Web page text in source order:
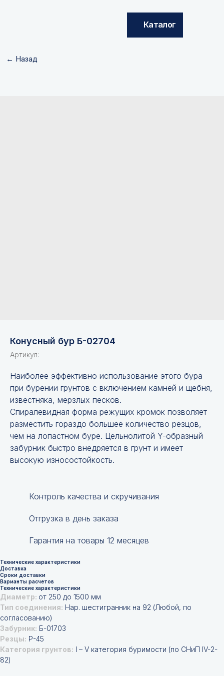
Конусный бур Б-02704
Артикул:
Наиболее эффективно использование этого бура
при бурении грунтов с включением камней и щебня,
известняка, мерзлых песков.
Спиралевидная форма режущих кромок позволяет
разместить гораздо большее количество резцов,
чем на лопастном буре. Цельнолитой Y-образный
забурник быстро внедряется в грунт и имеет
высокую износостойкость.
Контроль качества и скручивания
Отгрузка в день заказа
Гарантия на товары 12 месяцев
Технические характеристики
Доставка
Сроки доставки
Варианты расчетов
Технические характеристики
Диаметр: от 250 до 1500 мм
Тип соединения: Нар. шестигранник на 92 (Любой, по
согласованию)
Забурник: Б-01703
Резцы: Р-45
Категория грунтов: I – V категория буримости (по СНиП IV-2-
82)